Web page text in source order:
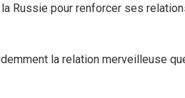
Russie pour renforcer ses
la relation merveilleuse